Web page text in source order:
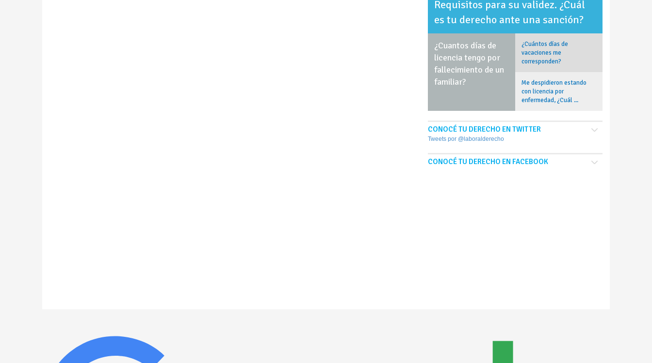
Requisitos para su validez. ¿Cuál
es tu derecho ante una sanción?
¿Cuantos días de
licencia tengo por
fallecimiento de un
familiar?
¿Cuántos días de
vacaciones me
corresponden?
Me despidieron estando
con licencia por
enfermedad, ¿Cuál ...
CONOCÉ TU DERECHO EN TWITTER
Tweets por @laboralderecho
CONOCÉ TU DERECHO EN FACEBOOK